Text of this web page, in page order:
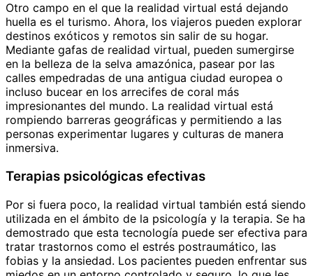
Otro campo en el que la realidad virtual está dejando
huella es el turismo. Ahora, los viajeros pueden explorar
destinos exóticos y remotos sin salir de su hogar.
Mediante gafas de realidad virtual, pueden sumergirse
en la belleza de la selva amazónica, pasear por las
calles empedradas de una antigua ciudad europea o
incluso bucear en los arrecifes de coral más
impresionantes del mundo. La realidad virtual está
rompiendo barreras geográficas y permitiendo a las
personas experimentar lugares y culturas de manera
inmersiva.
Terapias psicológicas efectivas
Por si fuera poco, la realidad virtual también está siendo
utilizada en el ámbito de la psicología y la terapia. Se ha
demostrado que esta tecnología puede ser efectiva para
tratar trastornos como el estrés postraumático, las
fobias y la ansiedad. Los pacientes pueden enfrentar sus